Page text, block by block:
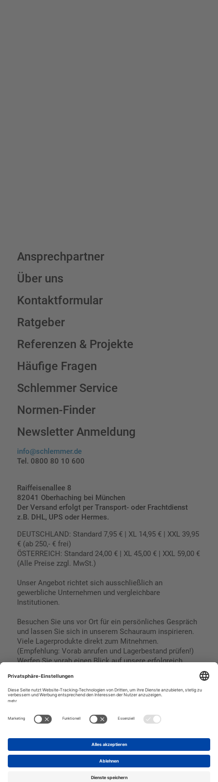
Ansprechpartner
Über uns
Kontaktformular
Ratgeber
Referenzen & Projekte
Häufige Fragen
Schlemmer Service
Normen-Finder
Newsletter Anmeldung
info@schlemmer.de
Tel. 0800 80 10 600
Raiffeisenallee 8
82041 Oberhaching bei München
Der Versand erfolgt per Transport- oder Frachtdienst
z.B. DHL, UPS oder Hermes.
DEUTSCHLAND: Standard 7,95 € | XL 14,95 € | XXL 39,95
€ (ab 250,- € frei)
ÖSTERREICH: Standard 24,00 € | XL 45,00 € | XXL 59,00 €
(Alle Preise zzgl. MwSt.)
Unser Angebot richtet sich ausschließlich an
gewerbliche Unternehmen und vergleichbare
Institutionen.
Besuchen Sie uns vor Ort für ein persönliches Gespräch
und lassen Sie sich in unserem Schauraum inspirieren.
Viele Lagerprodukte direkt zum Mitnehmen.
(Empfehlung: Vorab anrufen und Lagerbestand prüfen!)
Werfen Sie vorab einen Blick auf unsere erfolgreich
Impressum
Datenschutz
SEPA Lastschrift
Kreditkarte
Rechnungskauf